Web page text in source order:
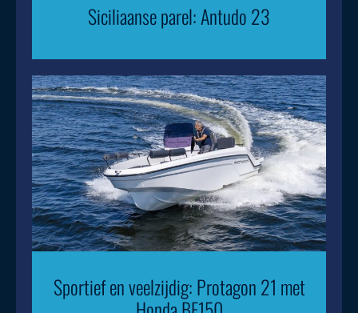
Siciliaanse parel: Antudo 23
Sportief en veelzijdig: Protagon 21 met